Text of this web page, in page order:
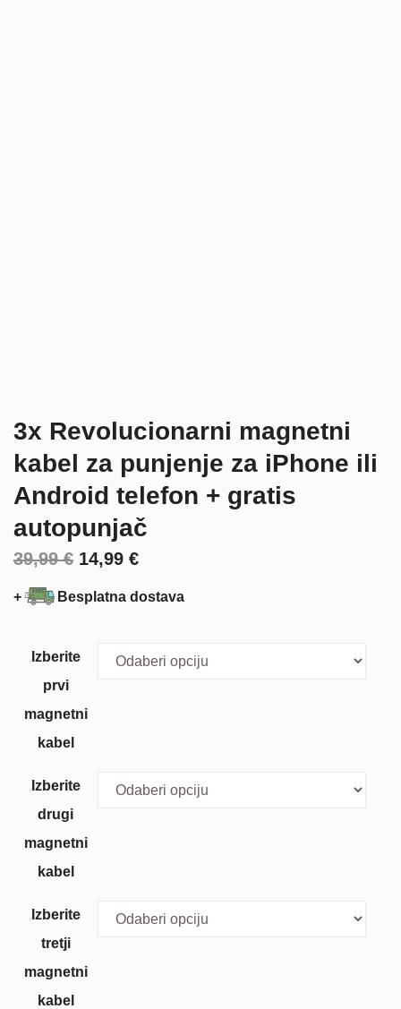
3x Revolucionarni magnetni
kabel za punjenje za iPhone ili
Android telefon + gratis
autopunjač
39,99€ Izvorna
cijena
39,99 €.
14,99 €Trenutna
+ Besplatna dostava
Izberite
prvi
magnetni
kabel
Izberite
drugi
magnetni
kabel
Izberite
tretji
magnetni
kabel